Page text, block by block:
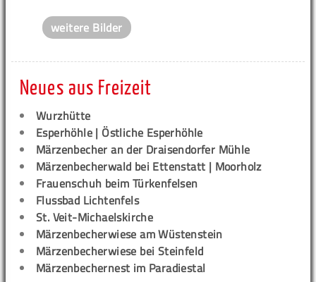
weitere Bilder
Neues aus Freizeit
Wurzhütte
Esperhöhle | Östliche Esperhöhle
Märzenbecher an der Draisendorfer Mühle
Märzenbecherwald bei Ettenstatt | Moorholz
Frauenschuh beim Türkenfelsen
Flussbad Lichtenfels
St. Veit-Michaelskirche
Märzenbecherwiese am Wüstenstein
Märzenbecherwiese bei Steinfeld
Märzenbechernest im Paradiestal